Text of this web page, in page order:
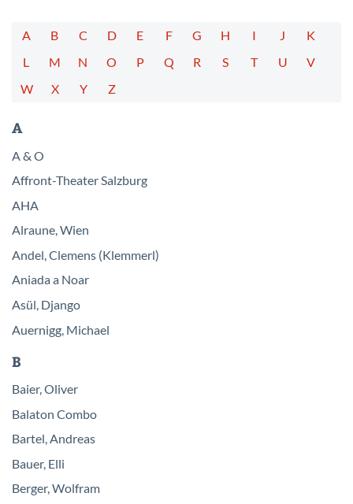
A B C D E F G H I J
K
L
M N O P Q R S T U
V
W
X Y Z
A
A & O
Affront-Theater Salzburg
AHA
Alraune, Wien
Andel, Clemens (Klemmerl)
Aniada a Noar
Asül, Django
Auernigg, Michael
B
Baier, Oliver
Balaton Combo
Bartel, Andreas
Bauer, Elli
Berger, Wolfram